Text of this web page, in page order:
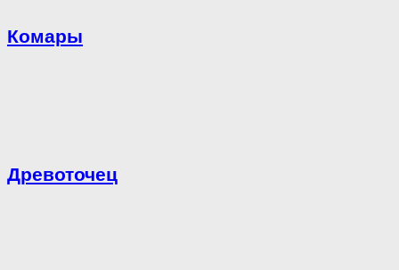
Комары
Древоточец